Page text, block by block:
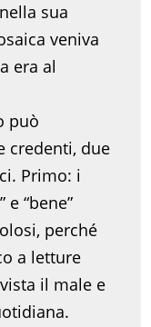
sua
veniva
era al
può
credenti, due
Primo: i
“bene”
perché
a letture
il male e